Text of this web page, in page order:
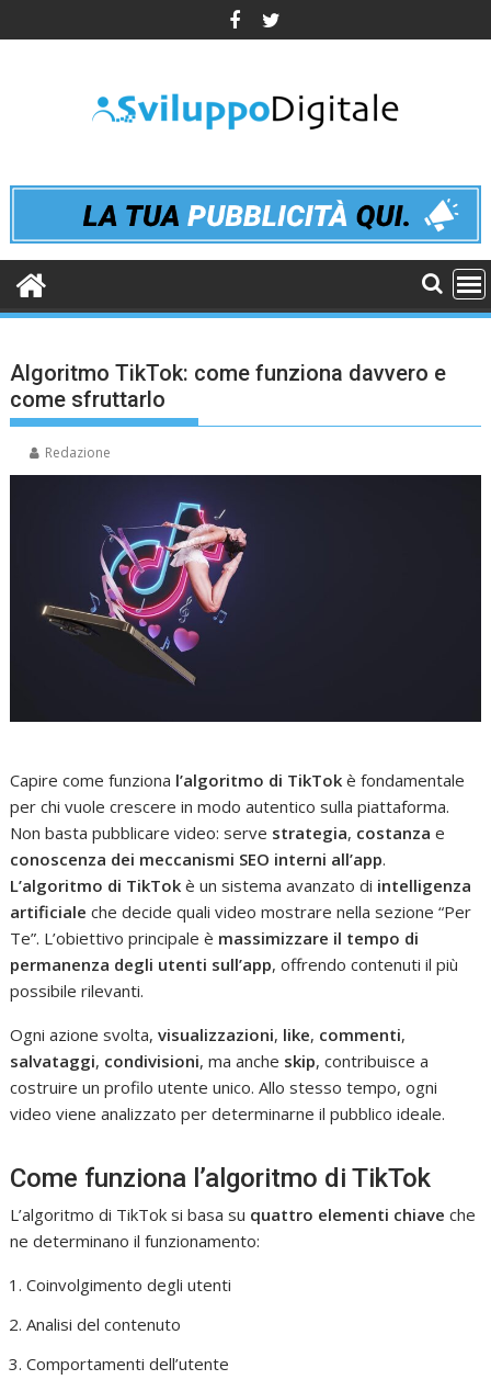
to
Algoritmo TikTok: come funziona davvero e
come sfruttarlo
Redazione
Capire come funziona l’algoritmo di TikTok è fondamentale
per chi vuole crescere in modo autentico sulla piattaforma.
Non basta pubblicare video: serve strategia, costanzae
conoscenza dei meccanismi SEO interni all’app.
L’algoritmo di TikTokè un sistema avanzato di intelligenza
artificiale che decide quali video mostrare nella sezione “Per
Te”. L’obiettivo principale è massimizzare il tempo di
permanenza degli utenti sull’app, offrendo contenuti il più
possibile rilevanti.
Ogni azione svolta,visualizzazioni, like, commenti,
salvataggi, condivisioni, ma anche skip, contribuisce a
costruire un profilo utente unico. Allo stesso tempo, ogni
video viene analizzato per determinarne il pubblico ideale.
Come funziona l’algoritmo di TikTok
L’algoritmo di TikTok si basa su quattro elementi chiave che
ne determinano il funzionamento:
Coinvolgimento degli utenti
Analisi del contenuto
Comportamenti dell’utente